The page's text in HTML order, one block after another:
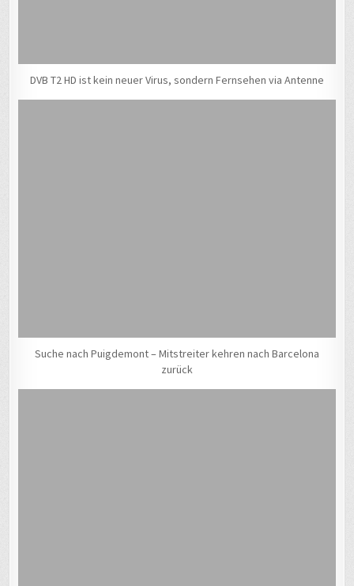
DVB T2 HD ist kein neuer Virus, sondern Fernsehen via Antenne
Suche nach Puigdemont – Mitstreiter kehren nach Barcelona
zurück